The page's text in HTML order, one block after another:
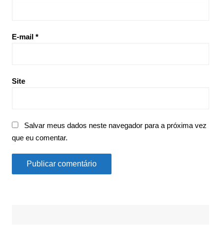
E-mail *
Site
Salvar meus dados neste navegador para a próxima vez
que eu comentar.